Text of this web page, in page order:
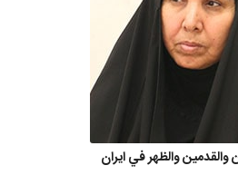
والقدمين والظهر في ايران